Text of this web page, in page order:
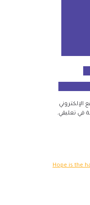
الإلكتروني
في تعليقي.